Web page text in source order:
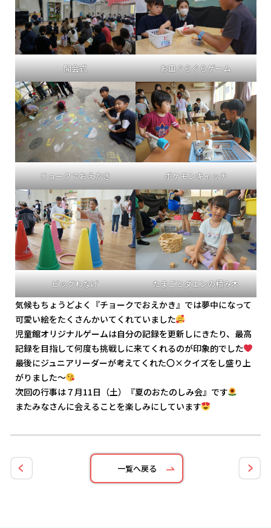
開会式 お皿ぐらぐらゲーム
チョークでおえかき ポケモンキャッチ
ビッグわなげ たまごとダエンの積み木
気候もちょうどよく『チョークでおえかき』では夢中になって
可愛い絵をたくさんかいてくれていました
児童館オリジナルゲームは自分の記録を更新しにきたり、最高
記録を目指して何度も挑戦しに来てくれるのが印象的でした
最後にジュニアリーダーが考えてくれた〇×クイズをし盛り上
がりました～
次回の行事は７月11日（土）『夏のおたのしみ会』です
またみなさんに会えることを楽しみにしています
一覧へ戻る